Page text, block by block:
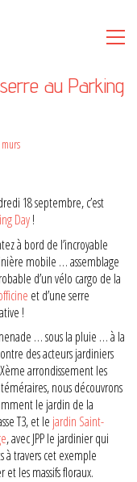
au Parking
18 septembre, c’est
Day!
à bord de l’incroyable
mobile … assemblage
d’un vélo cargo de la
et d’une serre
!
… sous la pluie … à la
des acteurs jardiniers
arrondissement les
nous découvrons
le jardin de la
T3, et le jardin Saint-
, avec JPP le jardinier qui
à travers cet exemple
les massifs floraux.